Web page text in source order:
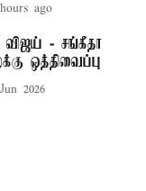
ago
விஜய் - சங்கீதா
ஒத்திவைப்பு
2026